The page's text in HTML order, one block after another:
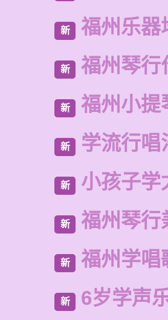
新 福州乐器
新 福州琴行
新 福州小提
新 学流行唱
新 小孩子学
新 福州琴行
新 福州学唱
新 6岁学声